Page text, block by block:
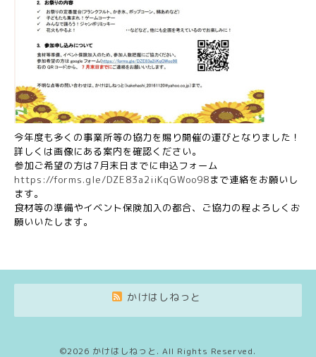
今年度も多くの事業所等の協力を賜り開催の運びとなりました！
詳しくは画像にある案内を確認ください。
参加ご希望の方は7月末日までに申込フォーム
https://forms.gle/DZE83a2iiKqGWoo98まで連絡をお願いし
ます。
食材等の準備やイベント保険加入の都合、ご協力の程よろしくお
願いいたします。
かけはしねっと
©2026 かけはしねっと . All Rights Reserved.